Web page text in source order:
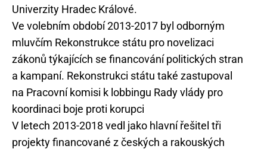
Univerzity Hradec Králové.
Ve volebním období 2013-2017 byl odborným
mluvčím Rekonstrukce státu pro novelizaci
zákonů týkajících se financování politických stran
a kampaní. Rekonstrukci státu také zastupoval
na Pracovní komisi k lobbingu Rady vlády pro
koordinaci boje proti korupci
V letech 2013-2018 vedl jako hlavní řešitel tři
projekty financované z českých a rakouských